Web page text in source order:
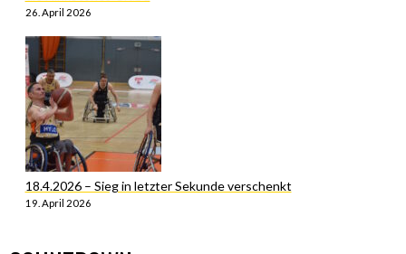
26. April 2026
18.4.2026 – Sieg in letzter Sekunde verschenkt
19. April 2026